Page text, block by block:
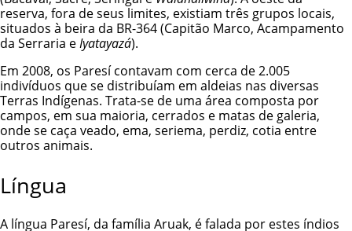
reserva, fora de seus limites, existiam três grupos locais,
situados à beira da BR-364 (Capitão Marco, Acampamento
da Serraria eIyatayazá).
Em 2008, os Paresí contavam com cerca de 2.005
indivíduos que se distribuíam em aldeias nas diversas
Terras Indígenas. Trata-se de uma área composta por
campos, em sua maioria, cerrados e matas de galeria,
onde se caça veado, ema, seriema, perdiz, cotia entre
outros animais.
Língua
A língua Paresí, da família Aruak, é falada por estes índios